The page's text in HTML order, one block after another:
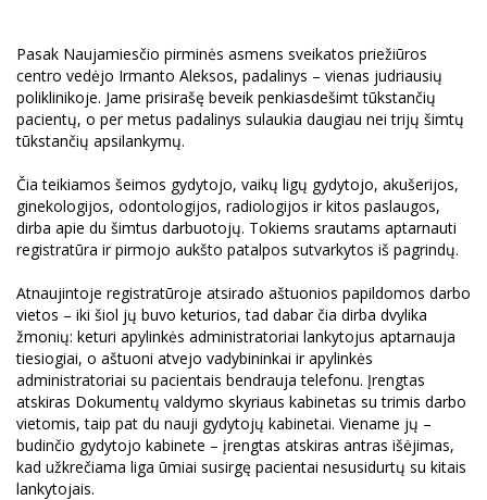
Pasak Naujamiesčio pirminės asmens sveikatos priežiūros
centro vedėjo Irmanto Aleksos, padalinys – vienas judriausių
poliklinikoje. Jame prisirašę beveik penkiasdešimt tūkstančių
pacientų, o per metus padalinys sulaukia daugiau nei trijų šimtų
tūkstančių apsilankymų.
Čia teikiamos šeimos gydytojo, vaikų ligų gydytojo, akušerijos,
ginekologijos, odontologijos, radiologijos ir kitos paslaugos,
dirba apie du šimtus darbuotojų. Tokiems srautams aptarnauti
registratūra ir pirmojo aukšto patalpos sutvarkytos iš pagrindų.
Atnaujintoje registratūroje atsirado aštuonios papildomos darbo
vietos – iki šiol jų buvo keturios, tad dabar čia dirba dvylika
žmonių: keturi apylinkės administratoriai lankytojus aptarnauja
tiesiogiai, o aštuoni atvejo vadybininkai ir apylinkės
administratoriai su pacientais bendrauja telefonu. Įrengtas
atskiras Dokumentų valdymo skyriaus kabinetas su trimis darbo
vietomis, taip pat du nauji gydytojų kabinetai. Viename jų –
budinčio gydytojo kabinete – įrengtas atskiras antras išėjimas,
kad užkrečiama liga ūmiai susirgę pacientai nesusidurtų su kitais
lankytojais.